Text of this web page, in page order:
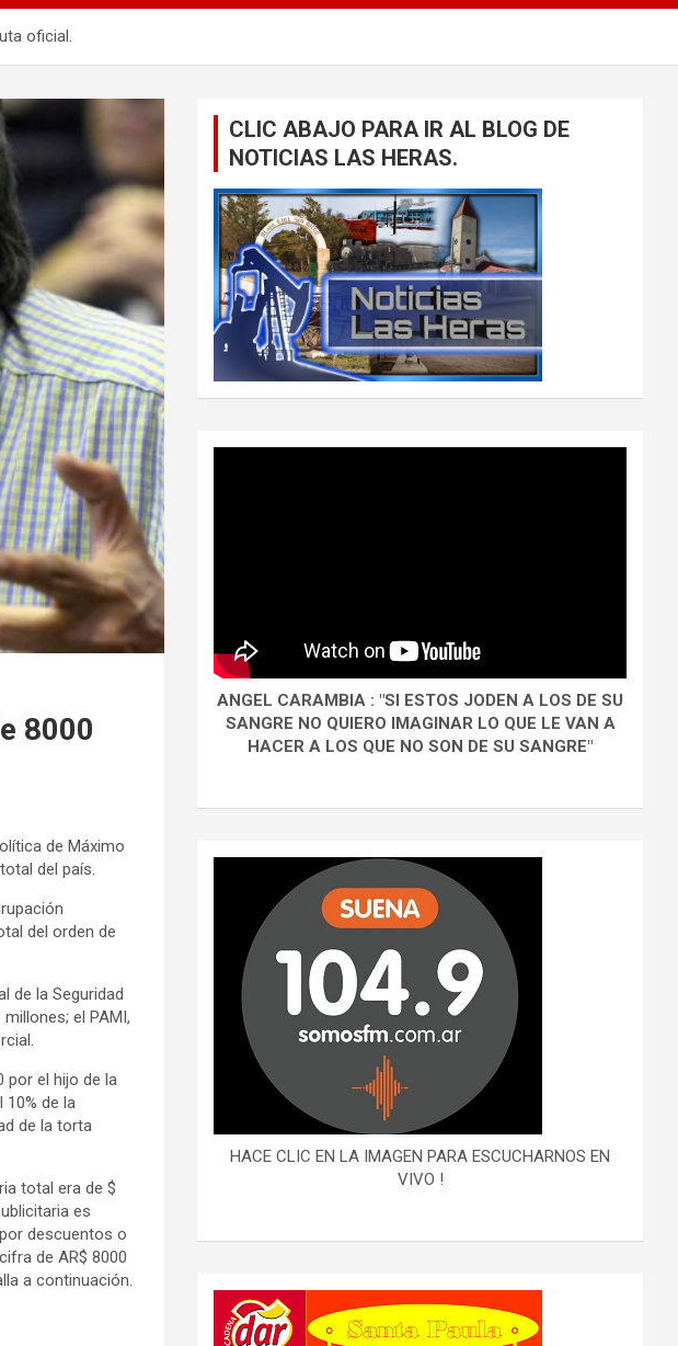
oficial.
8000
de Máximo
del país.
del orden de
de la Seguridad
el PAMI,
por el hijo de la
de la
de la torta
total era de $
es
descuentos o
de AR$ 8000
a continuación.
CLIC ABAJO PARA IR AL BLOG DE
NOTICIAS LAS HERAS.
ANGEL CARAMBIA : "SI ESTOS JODEN A LOS DE SU
SANGRE NO QUIERO IMAGINAR LO QUE LE VAN A
HACER A LOS QUE NO SON DE SU SANGRE"
HACE CLIC EN LA IMAGEN PARA ESCUCHARNOS EN
VIVO !